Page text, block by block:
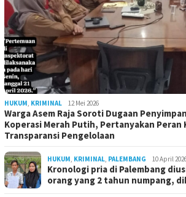
HUKUM, KRIMINAL 12 Mei 2026
Warga Asem Raja Soroti Dugaan
Koperasi Merah Putih, Pertanyakan Peran
Transparansi Pengelolaan
HUKUM, KRIMINAL, PALEMBANG 10 April
Kronologi pria di Palembang
orang yang 2 tahun numpang,